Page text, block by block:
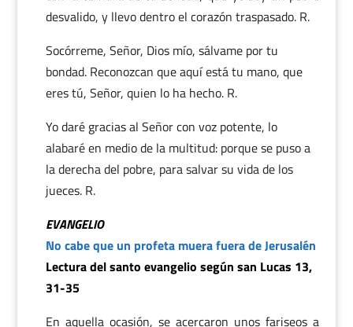
desvalido, y llevo dentro el corazón traspasado. R.
Socórreme, Señor, Dios mío, sálvame por tu
bondad. Reconozcan que aquí está tu mano, que
eres tú, Señor, quien lo ha hecho. R.
Yo daré gracias al Señor con voz potente, lo
alabaré en medio de la multitud: porque se puso a
la derecha del pobre, para salvar su vida de los
jueces. R.
EVANGELIO
No cabe que un profeta muera fuera de Jerusalén
Lectura del santo evangelio según san Lucas 13,
31-35
En aquella ocasión, se acercaron unos fariseos a